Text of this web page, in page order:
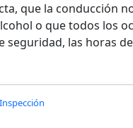
que la conducción
o que todos los
seguridad, las horas
Inspección